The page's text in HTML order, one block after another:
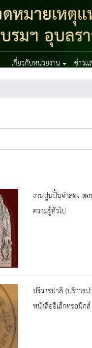
หมายเหตุแ
รมฯ อุบลร
เกี่ยวกับหน่วยงาน ข่าว
งานปูนปั้นจำลอง ตอ
ความรู้ทั่วไป
ปริวารปาลิ (ปริวาร
หนังสืออิเล็กทรอนิกส์